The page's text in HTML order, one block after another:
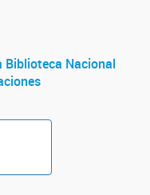
Biblioteca Nacional